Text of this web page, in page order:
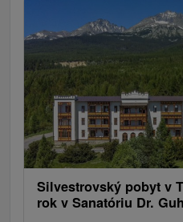
Silvestrovský pobyt v
rok v Sanatóriu Dr.